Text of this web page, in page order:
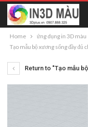
Home ứng dụng in 3D màu
Tạo mẫu bộ xương sống đầy đủ
Return to "Tạo mẫu